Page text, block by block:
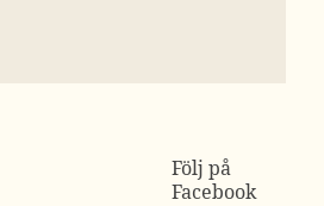
Följ på
Facebook